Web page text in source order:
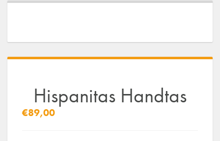
Hispanitas Handtas
€89,00